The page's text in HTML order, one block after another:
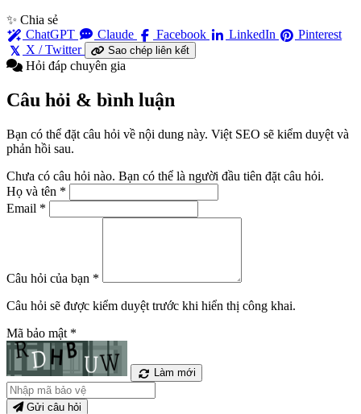
✨ Chia sẻ
ChatGPT
Claude Facebook LinkedIn
Pinterest
X / Twitter
Sao chép liên kết
Hỏi đáp chuyên gia
Câu hỏi & bình luận
Bạn có thể đặt câu hỏi về nội dung này. Việt SEO sẽ kiểm duyệt và
phản hồi sau.
Chưa có câu hỏi nào. Bạn có thể là người đầu tiên đặt câu hỏi.
Họ và tên *
Email *
Câu hỏi của bạn *
Câu hỏi sẽ được kiểm duyệt trước khi hiển thị công khai.
Mã bảo mật *
Làm mới
Gửi câu hỏi